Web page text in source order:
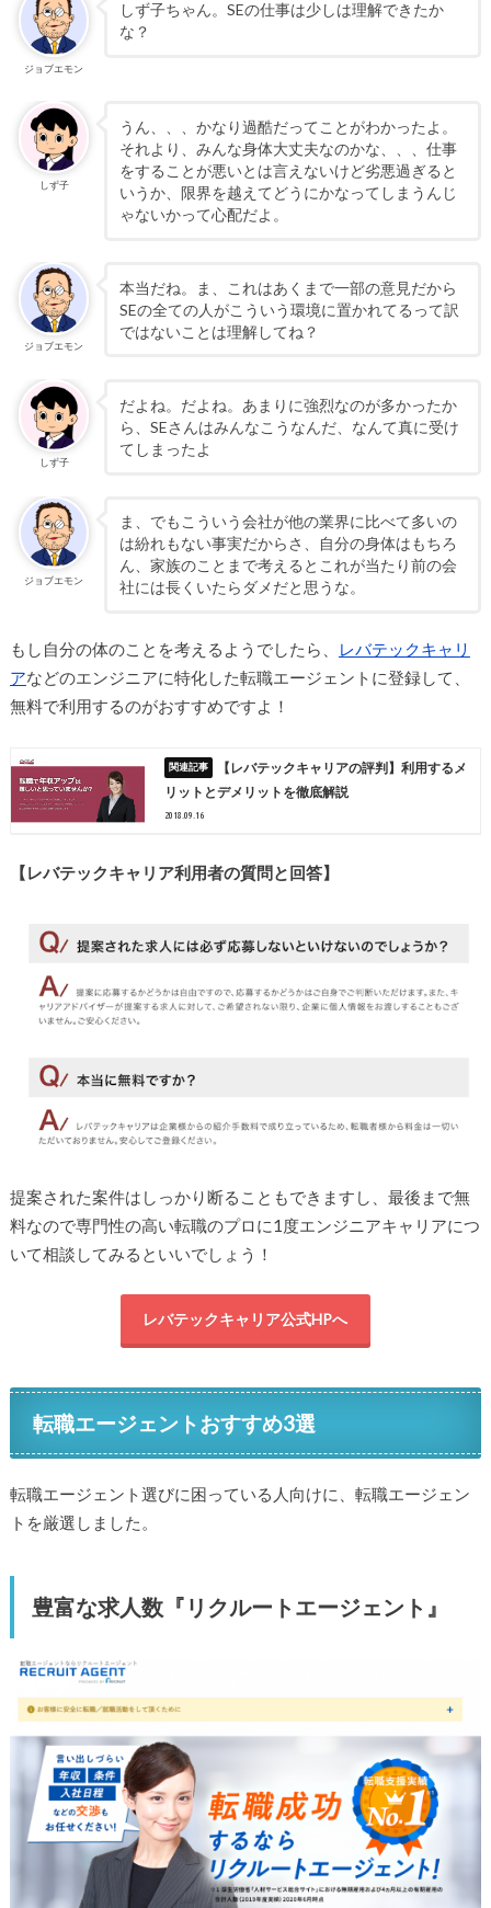
ジョブエモン
しず子ちゃん。SEの仕事は少しは理解できたか
な？
しず子
うん、、、かなり過酷だってことがわかったよ。
それより、みんな身体大丈夫なのかな、、、仕事
をすることが悪いとは言えないけど劣悪過ぎると
いうか、限界を越えてどうにかなってしまうんじ
ゃないかって心配だよ。
ジョブエモン
本当だね。ま、これはあくまで一部の意見だから
SEの全ての人がこういう環境に置かれてるって訳
ではないことは理解してね？
しず子
だよね。だよね。あまりに強烈なのが多かったか
ら、SEさんはみんなこうなんだ、なんて真に受け
てしまったよ
ジョブエモン
ま、でもこういう会社が他の業界に比べて多いの
は紛れもない事実だからさ、自分の身体はもちろ
ん、家族のことまで考えるとこれが当たり前の会
社には長くいたらダメだと思うな。
もし自分の体のことを考えるようでしたら、
レバテックキャリ
アなどのエンジニアに特化した転職エージェントに登録して、
無料で利用するのがおすすめですよ！
【レバテックキャリアの評判】利用するメ
リットとデメリットを徹底解説
2018.09.16
【レバテックキャリア利用者の質問と回答】
提案された案件はしっかり断ることもできますし、最後まで無
料なので専門性の高い転職のプロに1度エンジニアキャリアにつ
いて相談してみるといいでしょう！
レバテックキャリア公式HPへ
転職エージェントおすすめ3選
転職エージェント選びに困っている人向けに、転職エージェン
トを厳選しました。
豊富な求人数『リクルートエージェント』